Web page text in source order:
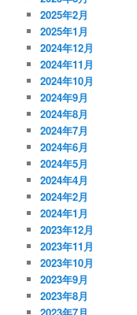
2025年2月
2025年1月
2024年12月
2024年11月
2024年10月
2024年9月
2024年8月
2024年7月
2024年6月
2024年5月
2024年4月
2024年2月
2024年1月
2023年12月
2023年11月
2023年10月
2023年9月
2023年8月